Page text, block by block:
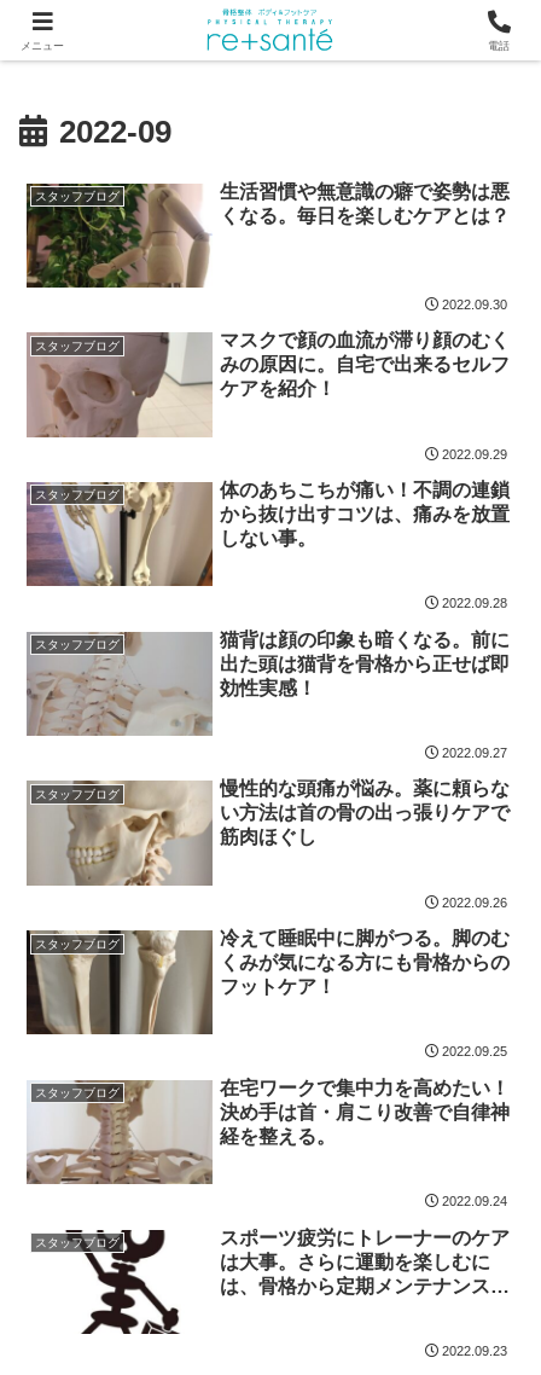
つらい首・肩こり・腰の痛みは、骨から見直す横浜市関内の整体
2022-09
スタッフブログ
生活習慣や無意識の癖で姿勢は悪
くなる。毎日を楽しむケアとは？
2022.09.30
スタッフブログ
マスクで顔の血流が滞り顔のむく
みの原因に。自宅で出来るセルフ
ケアを紹介！
2022.09.29
スタッフブログ
体のあちこちが痛い！不調の連鎖
から抜け出すコツは、痛みを放置
しない事。
2022.09.28
スタッフブログ
猫背は顔の印象も暗くなる。前に
出た頭は猫背を骨格から正せば即
効性実感！
2022.09.27
スタッフブログ
慢性的な頭痛が悩み。薬に頼らな
い方法は首の骨の出っ張りケアで
筋肉ほぐし
2022.09.26
スタッフブログ
冷えて睡眠中に脚がつる。脚のむ
くみが気になる方にも骨格からの
フットケア！
2022.09.25
スタッフブログ
在宅ワークで集中力を高めたい！
決め手は首・肩こり改善で自律神
経を整える。
2022.09.24
スタッフブログ
スポーツ疲労にトレーナーのケア
は大事。さらに運動を楽しむに
は、骨格から定期メンテナンス
2022.09.23
メニュー 電話